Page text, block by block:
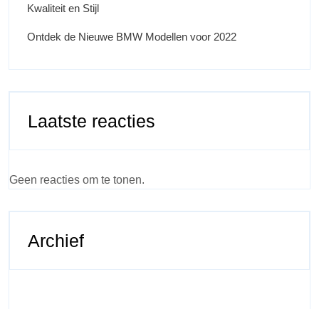
Kwaliteit en Stijl
Ontdek de Nieuwe BMW Modellen voor 2022
Laatste reacties
Geen reacties om te tonen.
Archief